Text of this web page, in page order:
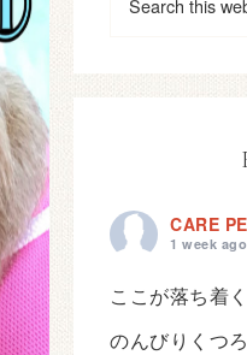
CARE
1 week ago
ここが落ち着
のんびりくつ